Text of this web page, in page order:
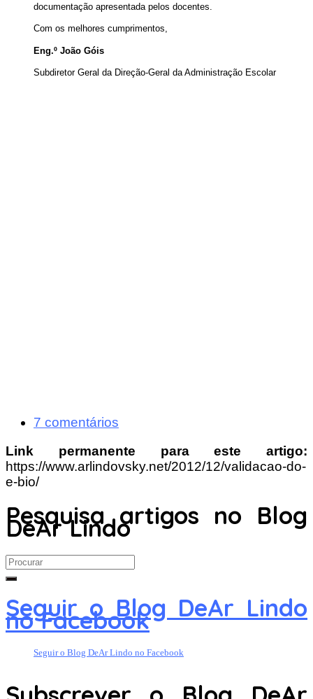
documentação apresentada pelos docentes.
Com os melhores cumprimentos,
Eng.º João Góis
Subdiretor Geral da Direção-Geral da Administração Escolar
7 comentários
Link permanente para este artigo:
https://www.arlindovsky.net/2012/12/validacao-do-
e-bio/
Pesquisa artigos no Blog
DeAr Lindo
Search
for:
Seguir o Blog DeAr Lindo
no Facebook
Seguir o Blog DeAr Lindo no Facebook